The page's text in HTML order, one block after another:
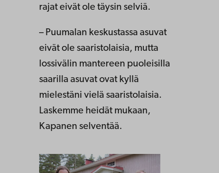
rajat eivät ole täysin selviä.
– Puumalan keskustassa asuvat
eivät ole saaristolaisia, mutta
lossivälin mantereen puoleisilla
saarilla asuvat ovat kyllä
mielestäni vielä saaristolaisia.
Laskemme heidät mukaan,
Kapanen selventää.